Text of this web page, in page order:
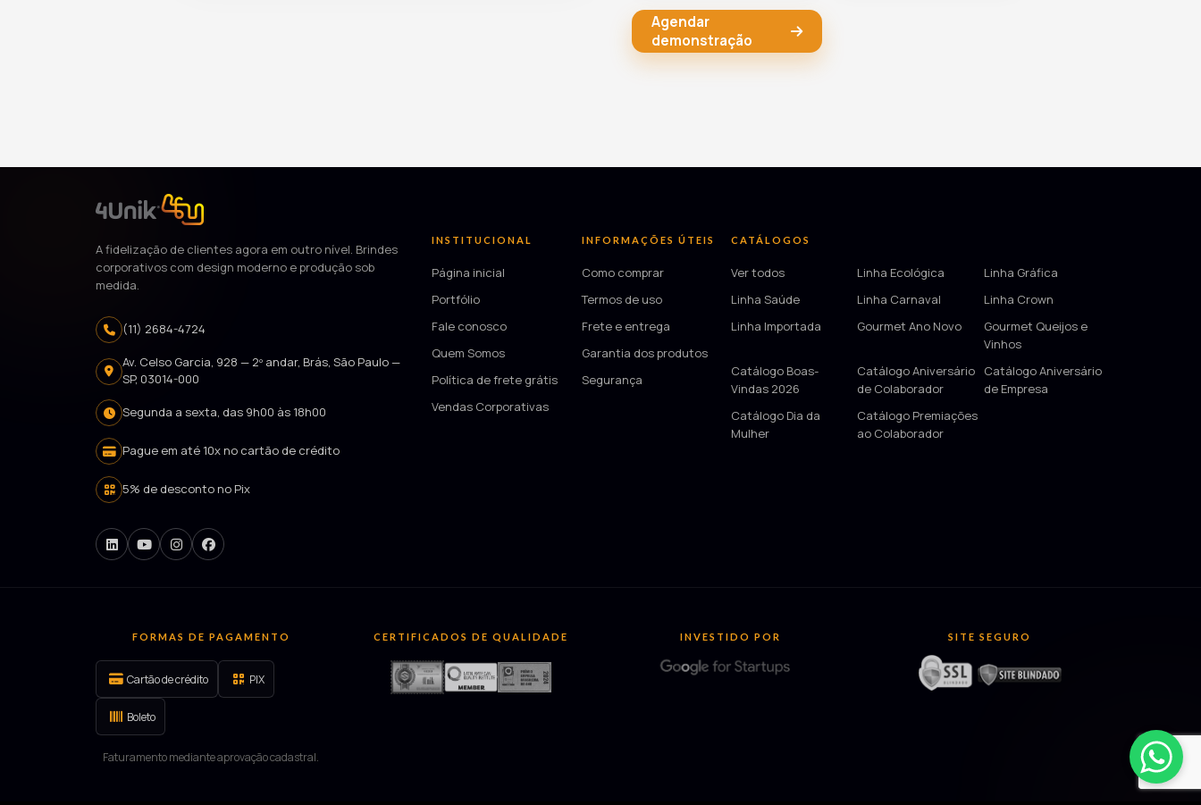
Agendar
demonstração
A fidelização de clientes agora em outro nível. Brindes
corporativos com design moderno e produção sob
medida.
(11) 2684-4724
Av. Celso Garcia, 928 — 2º andar, Brás, São Paulo —
SP, 03014-000
Segunda a sexta, das 9h00 às 18h00
Pague em até 10x no cartão de crédito
5% de desconto no Pix
INSTITUCIONAL
Página inicial
Portfólio
Fale conosco
Quem Somos
Política de frete grátis
Vendas Corporativas
INFORMAÇÕES ÚTEIS
Como comprar
Termos de uso
Frete e entrega
Garantia dos produtos
Segurança
CATÁLOGOS
Ver todos Linha Ecológica
Linha Gráfica
Linha Saúde
Linha Carnaval
Linha Crown
Linha Importada
Gourmet Ano Novo
Gourmet Queijos e
Vinhos
Catálogo Boas-
Vindas 2026
Catálogo Aniversário
de Colaborador
Catálogo Aniversário
de Empresa
Catálogo Dia da
Mulher
Catálogo Premiações
ao Colaborador
FORMAS DE PAGAMENTO
Cartão de crédito PIX
Boleto
Faturamento mediante aprovação cadastral.
CERTIFICADOS DE QUALIDADE INVESTIDO POR SITE SEGURO